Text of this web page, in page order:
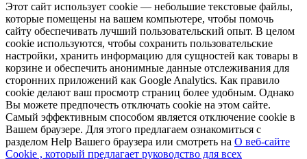
Этот сайт использует cookie — небольшие текстовые файлы,
которые помещены на вашем компьютере, чтобы помочь
сайту обеспечивать лучший пользовательский опыт. В целом
cookie используются, чтобы сохранить пользовательские
настройки, хранить информацию для сущностей как товары в
корзине и обеспечить анонимные данные отслеживания для
сторонних приложений как Google Analytics. Как правило
cookie делают ваш просмотр страниц более удобным. Однако
Вы можете предпочесть отключать cookie на этом сайте.
Самый эффективным способом является отключение cookie в
Вашем браузере. Для этого предлагаем ознакомиться с
разделом Help Вашего браузера или смотреть на О веб-сайте
Cookie , который предлагает руководство для всех